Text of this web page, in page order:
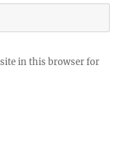
in this browser for